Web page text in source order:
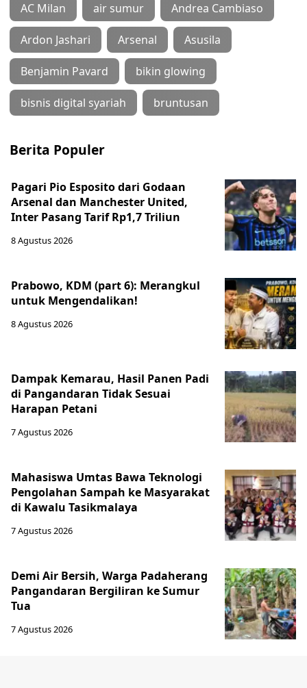
AC Milan air sumur Andrea Cambiaso
Ardon Jashari Arsenal Asusila
Benjamin Pavard bikin glowing
bisnis digital syariah bruntusan
Berita Populer
Pagari Pio Esposito dari Godaan
Arsenal dan Manchester United,
Inter Pasang Tarif Rp1,7 Triliun
8 Agustus 2026
Prabowo, KDM (part 6): Merangkul
untuk Mengendalikan!
8 Agustus 2026
Dampak Kemarau, Hasil Panen Padi
di Pangandaran Tidak Sesuai
Harapan Petani
7 Agustus 2026
Mahasiswa Umtas Bawa Teknologi
Pengolahan Sampah ke Masyarakat
di Kawalu Tasikmalaya
7 Agustus 2026
Demi Air Bersih, Warga Padaherang
Pangandaran Bergiliran ke Sumur
Tua
7 Agustus 2026